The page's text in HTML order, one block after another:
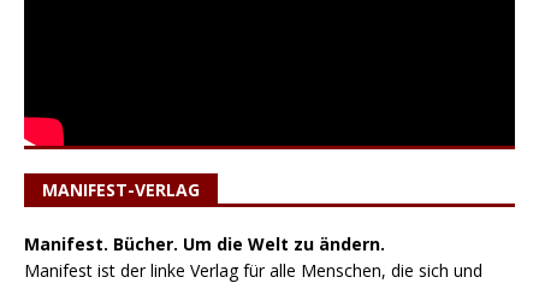
MANIFEST-VERLAG
Manifest. Bücher. Um die Welt zu ändern.
Manifest ist der linke Verlag für alle Menschen, die sich und